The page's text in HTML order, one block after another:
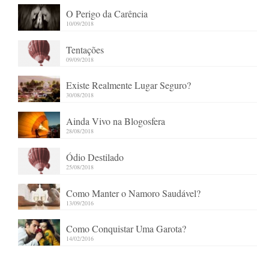
O Perigo da Carência
10/09/2018
Tentações
09/09/2018
Existe Realmente Lugar Seguro?
30/08/2018
Ainda Vivo na Blogosfera
28/08/2018
Ódio Destilado
25/08/2018
Como Manter o Namoro Saudável?
13/09/2016
Como Conquistar Uma Garota?
14/02/2016